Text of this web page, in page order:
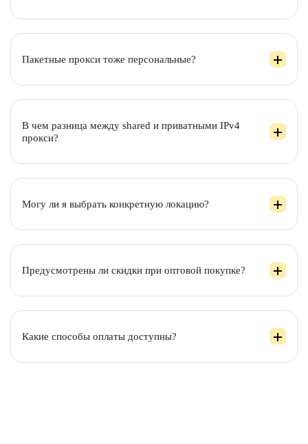
Пакетные прокси тоже персональные?
В чем разница между shared и приватными IPv4
прокси?
Могу ли я выбрать конкретную локацию?
Предусмотрены ли скидки при оптовой покупке?
Какие способы оплаты доступны?